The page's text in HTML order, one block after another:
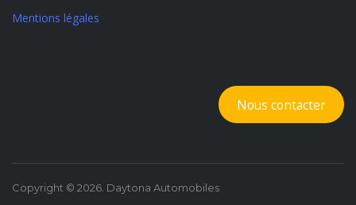
Mentions légales
Nous contacter
Copyright © 2026. Daytona Automobiles